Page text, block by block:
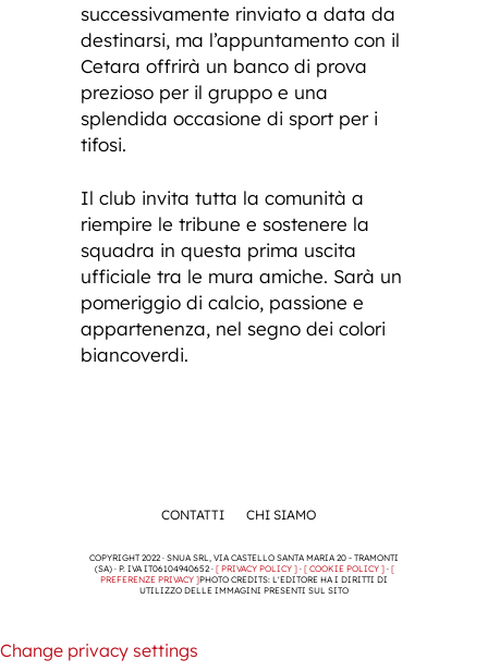
successivamente rinviato a data da
destinarsi, ma l’appuntamento con il
Cetara offrirà un banco di prova
prezioso per il gruppo e una
splendida occasione di sport per i
tifosi.
Il club invita tutta la comunità a
riempire le tribune e sostenere la
squadra in questa prima uscita
ufficiale tra le mura amiche. Sarà un
pomeriggio di calcio, passione e
appartenenza, nel segno dei colori
biancoverdi.
CONTATTI CHI SIAMO
COPYRIGHT 2022 · SNUA SRL, VIA CASTELLO SANTA MARIA 20 - TRAMONTI
(SA) · P. IVA IT06104940652 · [ PRIVACY POLICY ]· [ COOKIE POLICY ]· [
PREFERENZE PRIVACY ]PHOTO CREDITS: L'EDITORE HA I DIRITTI DI
UTILIZZO DELLE IMMAGINI PRESENTI SUL SITO
Change privacy settings